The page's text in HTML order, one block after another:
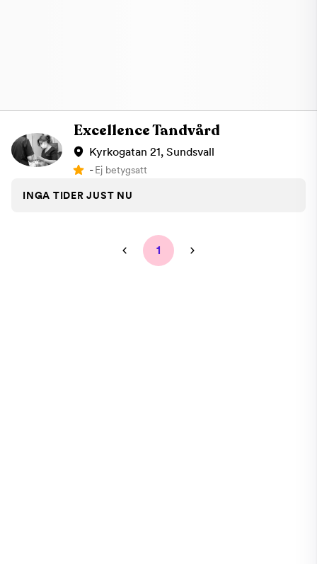
Excellence Tandvård
Kyrkogatan 21, Sundsvall
-Ej betygsatt
INGA TIDER JUST NU
1